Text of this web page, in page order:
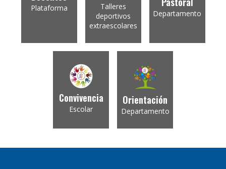
Plataforma
Talleres
deportivos
extraescolares
Departamento
Convivencia
Escolar
Orientación
Departamento